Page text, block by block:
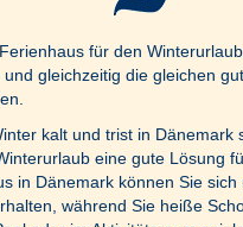
für den
gleichzeitig die gleichen
kalt und trist in Dänemark
eine gute Lösung
in Dänemark können Sie
während Sie heiße